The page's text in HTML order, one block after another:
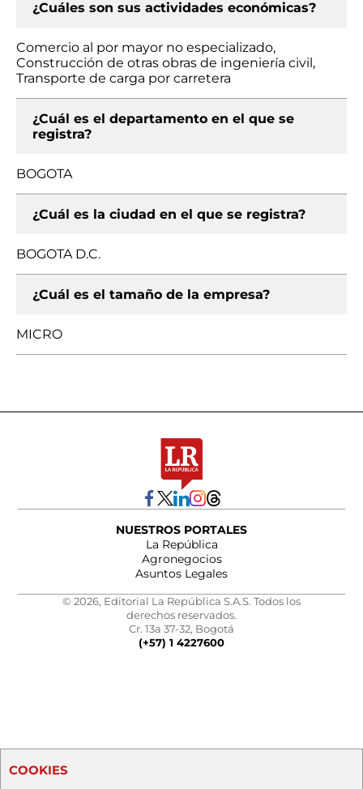
¿Cuáles son sus actividades económicas?
Comercio al por mayor no especializado,
Construcción de otras obras de ingeniería civil,
Transporte de carga por carretera
¿Cuál es el departamento en el que se
registra?
BOGOTA
¿Cuál es la ciudad en el que se registra?
BOGOTA D.C.
¿Cuál es el tamaño de la empresa?
MICRO
NUESTROS PORTALES
La República
Agronegocios
Asuntos Legales
© 2026, Editorial La República S.A.S. Todos los
derechos reservados.
Cr. 13a 37-32, Bogotá
(+57) 1 4227600
COOKIES